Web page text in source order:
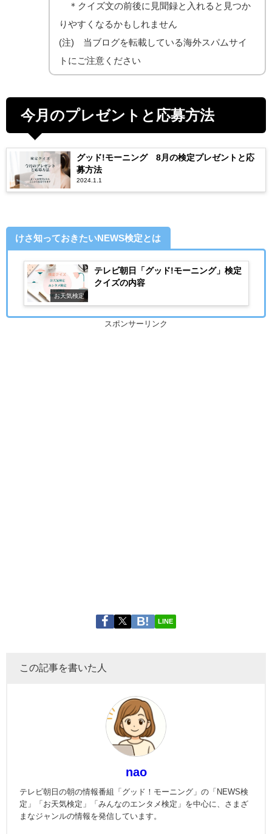
＊クイズ文の前後に見聞録と入れると見つか
りやすくなるかもしれません
(注) 当ブログを転載している海外スパムサイ
トにご注意ください
今月のプレゼントと応募方法
グッド!モーニング 8月の検定プレゼントと応
募方法
2024.1.1
けさ知っておきたいNEWS検定とは
お天気検定
テレビ朝日「グッド!モーニング」検定
クイズの内容
スポンサーリンク
LINE
この記事を書いた人
nao
テレビ朝日の朝の情報番組「グッド！モーニング」の「NEWS検
定」「お天気検定」「みんなのエンタメ検定」を中心に、さまざ
まなジャンルの情報を発信しています。